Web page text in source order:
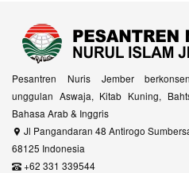
Pesantren Nuris Jember
unggulan Aswaja, Kitab Kuning,
Bahasa Arab & Inggris
Jl Pangandaran 48 Antirogo
68125 Indonesia
+62 331 339544